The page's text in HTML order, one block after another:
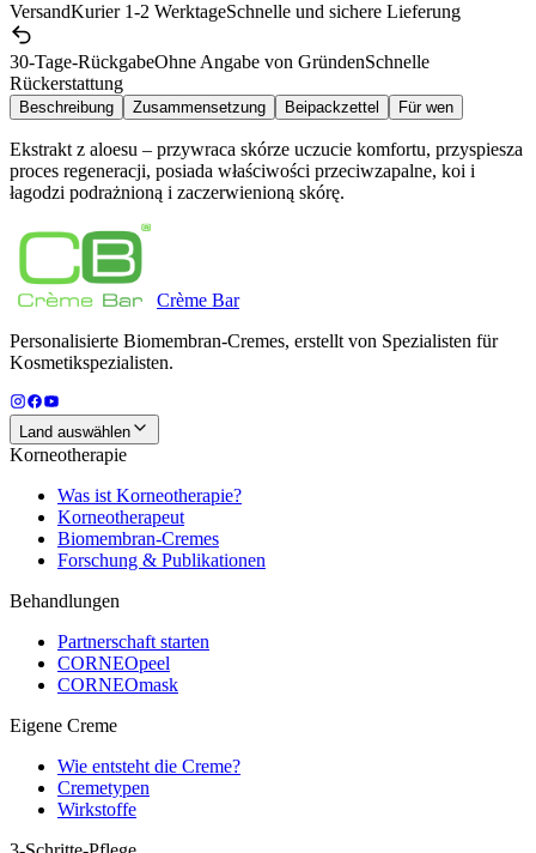
VersandKurier 1-2 WerktageSchnelle und sichere Lieferung
30-Tage-RückgabeOhne Angabe von GründenSchnelle
Rückerstattung
Beschreibung Zusammensetzung Beipackzettel Für wen
Ekstrakt z aloesu – przywraca skórze uczucie komfortu, przyspiesza
proces regeneracji, posiada właściwości przeciwzapalne, koi i
łagodzi podrażnioną i zaczerwienioną skórę.
Crème Bar
Personalisierte Biomembran-Cremes, erstellt von Spezialisten für
Kosmetikspezialisten.
Land auswählen
Korneotherapie
Was ist Korneotherapie?
Korneotherapeut
Biomembran-Cremes
Forschung & Publikationen
Behandlungen
Partnerschaft starten
CORNEOpeel
CORNEOmask
Eigene Creme
Wie entsteht die Creme?
Cremetypen
Wirkstoffe